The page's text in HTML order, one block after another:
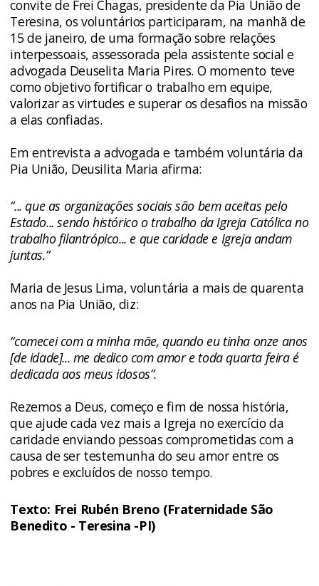
convite de Frei Chagas, presidente da Pia União de
Teresina, os voluntários participaram, na manhã de
15 de janeiro, de uma formação sobre relações
interpessoais, assessorada pela assistente social e
advogada Deuselita Maria Pires. O momento teve
como objetivo fortificar o trabalho em equipe,
valorizar as virtudes e superar os desafios na missão
a elas confiadas.
Em entrevista a advogada e também voluntária da
Pia União, Deusilita Maria afirma:
“... que as organizações sociais são bem aceitas pelo
Estado... sendo histórico o trabalho da Igreja Católica no
trabalho filantrópico... e que caridade e Igreja andam
juntas.”
Maria de Jesus Lima, voluntária a mais de quarenta
anos na Pia União, diz:
“comecei com a minha mãe, quando eu tinha onze anos
[de idade]... me dedico com amor e toda quarta feira é
dedicada aos meus idosos”.
Rezemos a Deus, começo e fim de nossa história,
que ajude cada vez mais a Igreja no exercício da
caridade enviando pessoas comprometidas com a
causa de ser testemunha do seu amor entre os
pobres e excluídos de nosso tempo.
Texto: Frei Rubén Breno (Fraternidade São
Benedito - Teresina -PI)